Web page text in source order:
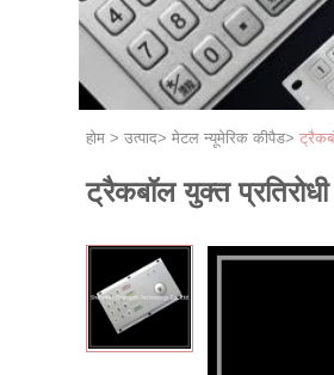
होम > उत्पाद> मेटल न्यूमेरिक कीपैड>
ट्रैकबॉल युक्त